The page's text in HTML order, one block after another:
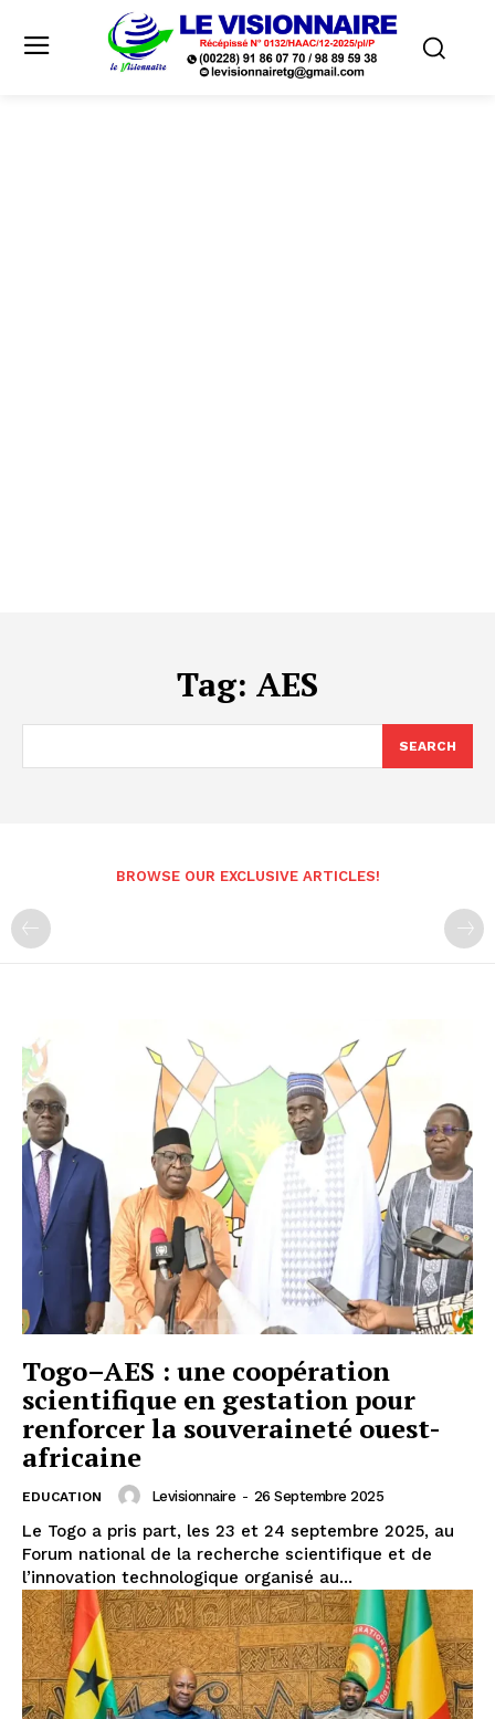
Tag: AES
SEARCH
BROWSE OUR EXCLUSIVE ARTICLES!
Togo–AES : une coopération
scientifique en gestation pour
renforcer la souveraineté ouest-
africaine
EDUCATION Levisionnaire - 26 Septembre 2025
Le Togo a pris part, les 23 et 24 septembre 2025, au
Forum national de la recherche scientifique et de
l’innovation technologique organisé au...